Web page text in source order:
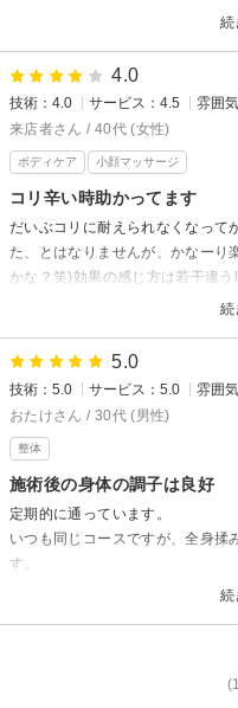
続
照コーポレーションからの
せてしまい、申し訳ございません
その都度、体調に合わせたメニ
させて頂きたいと思います。
これからも宜しくお願い致します
4.0
技術：4.0 サービス：4.5
雰囲
来店者さん / 40代 (女性)
ボディケア 小顔マッサージ
コリ辛い時助かってます
続
だいぶコリに耐えられなくなって
た、とはなりませんが、かなーり
かな？笑)効果の感じ方は若干違
し？にならないのでだるくなった
じではありませんが、静かに過ご
照コーポレーションからの返
先日はご来店頂きまして、あり
嬉しいコメントありがとうござい
身体が楽になりスッキリされて良
リラックスして頂きまして、嬉
これからも宜しくお願い致しま
5.0
技術：5.0 サービス：5.0
雰囲
おたけさん / 30代 (男性)
整体
施術後の身体の調子は良好
続
定期的に通っています。
いつも同じコースですが、全身揉
す。
可動域が広がり縮こまった体も、